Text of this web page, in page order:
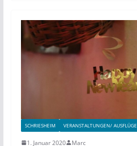
SCHRIESHEIM VERANSTALTUNGEN/ AUSFLÜGE
1. Januar 2020 Marc